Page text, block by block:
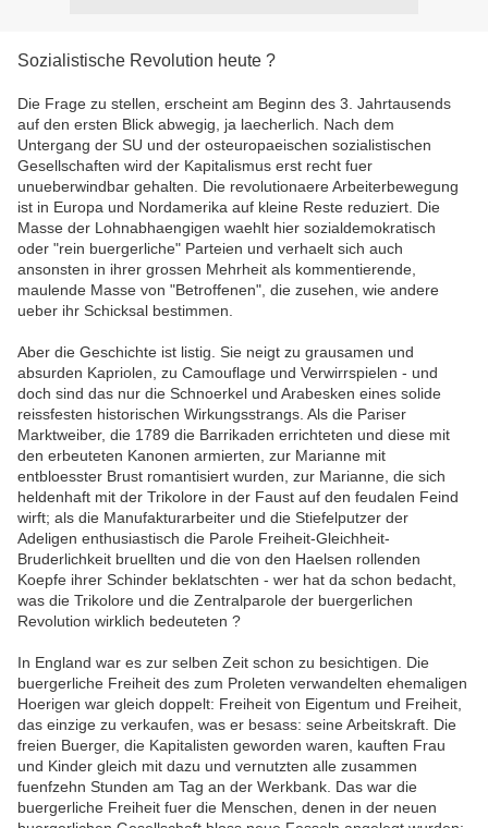
Sozialistische Revolution heute ?
Die Frage zu stellen, erscheint am Beginn des 3. Jahrtausends
auf den ersten Blick abwegig, ja laecherlich. Nach dem
Untergang der SU und der osteuropaeischen sozialistischen
Gesellschaften wird der Kapitalismus erst recht fuer
unueberwindbar gehalten. Die revolutionaere Arbeiterbewegung
ist in Europa und Nordamerika auf kleine Reste reduziert. Die
Masse der Lohnabhaengigen waehlt hier sozialdemokratisch
oder "rein buergerliche" Parteien und verhaelt sich auch
ansonsten in ihrer grossen Mehrheit als kommentierende,
maulende Masse von "Betroffenen", die zusehen, wie andere
ueber ihr Schicksal bestimmen.
Aber die Geschichte ist listig. Sie neigt zu grausamen und
absurden Kapriolen, zu Camouflage und Verwirrspielen - und
doch sind das nur die Schnoerkel und Arabesken eines solide
reissfesten historischen Wirkungsstrangs. Als die Pariser
Marktweiber, die 1789 die Barrikaden errichteten und diese mit
den erbeuteten Kanonen armierten, zur Marianne mit
entbloesster Brust romantisiert wurden, zur Marianne, die sich
heldenhaft mit der Trikolore in der Faust auf den feudalen Feind
wirft; als die Manufakturarbeiter und die Stiefelputzer der
Adeligen enthusiastisch die Parole Freiheit-Gleichheit-
Bruderlichkeit bruellten und die von den Haelsen rollenden
Koepfe ihrer Schinder beklatschten - wer hat da schon bedacht,
was die Trikolore und die Zentralparole der buergerlichen
Revolution wirklich bedeuteten ?
In England war es zur selben Zeit schon zu besichtigen. Die
buergerliche Freiheit des zum Proleten verwandelten ehemaligen
Hoerigen war gleich doppelt: Freiheit von Eigentum und Freiheit,
das einzige zu verkaufen, was er besass: seine Arbeitskraft. Die
freien Buerger, die Kapitalisten geworden waren, kauften Frau
und Kinder gleich mit dazu und vernutzten alle zusammen
fuenfzehn Stunden am Tag an der Werkbank. Das war die
buergerliche Freiheit fuer die Menschen, denen in der neuen